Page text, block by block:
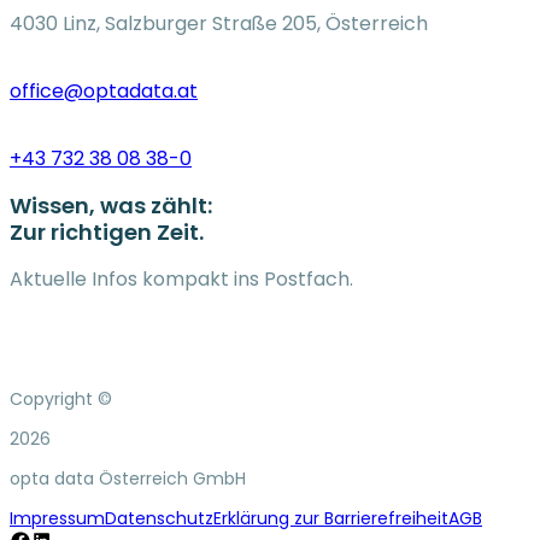
4030 Linz, Salzburger Straße 205, Österreich
office@optadata.at
+43 732 38 08 38-0
Wissen, was zählt:
Zur richtigen Zeit.
Aktuelle Infos kompakt ins Postfach.
Copyright ©
2026
opta data Österreich GmbH
ImpressumDatenschutzErklärung zur BarrierefreiheitAGB